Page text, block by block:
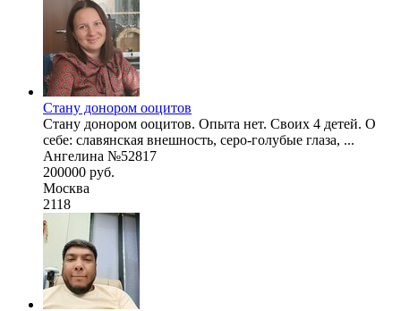
Стану донором ооцитов
Стану донором ооцитов. Опыта нет. Своих 4 детей. О
себе: славянская внешность, серо-голубые глаза, ...
Ангелина №52817
200000 руб.
Москва
2118